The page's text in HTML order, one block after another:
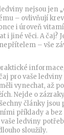
nejsou jen
– ovlivňují
i úroveň
i jiné věci. A čaj?
– vše
pro vaše
vynechat, až
Nejde o
články jsou
příklady a bez
ledviny
sloužily.